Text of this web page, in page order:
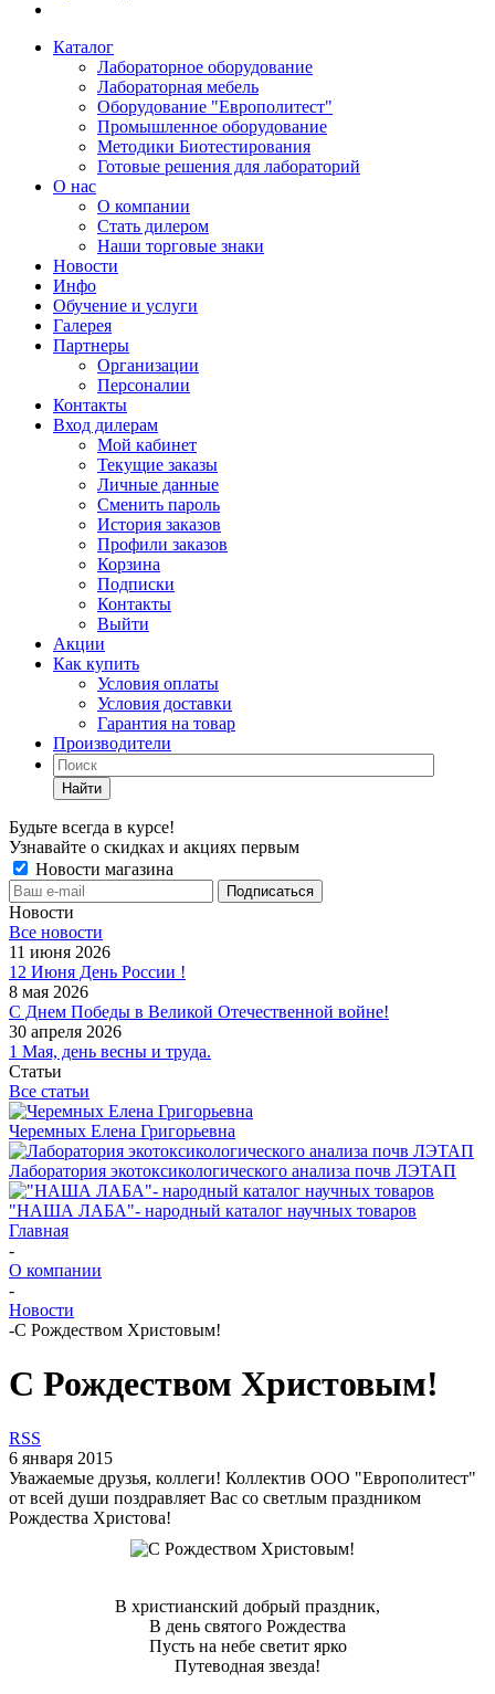
Каталог
Лабораторное оборудование
Лабораторная мебель
Оборудование "Европолитест"
Промышленное оборудование
Методики Биотестирования
Готовые решения для лабораторий
О нас
О компании
Стать дилером
Наши торговые знаки
Новости
Инфо
Обучение и услуги
Галерея
Партнеры
Организации
Персоналии
Контакты
Вход дилерам
Мой кабинет
Текущие заказы
Личные данные
Сменить пароль
История заказов
Профили заказов
Корзина
Подписки
Контакты
Выйти
Акции
Как купить
Условия оплаты
Условия доставки
Гарантия на товар
Производители
Найти
Будьте всегда в курсе!
Узнавайте о скидках и акциях первым
Новости магазина
Новости
Все новости
11 июня 2026
12 Июня День России !
8 мая 2026
С Днем Победы в Великой Отечественной войне!
30 апреля 2026
1 Мая, день весны и труда.
Статьи
Все статьи
Черемных Елена Григорьевна
Лаборатория экотоксикологического анализа почв ЛЭТАП
"НАША ЛАБА"- народный каталог научных товаров
Главная
-
О компании
-
Новости
-С Рождеством Христовым!
С Рождеством Христовым!
RSS
6 января 2015
Уважаемые друзья, коллеги! Коллектив ООО "Европолитест"
от всей души поздравляет Вас со светлым праздником
Рождества Христова!
В христианский добрый праздник,
В день святого Рождества
Пусть на небе светит ярко
Путеводная звезда!